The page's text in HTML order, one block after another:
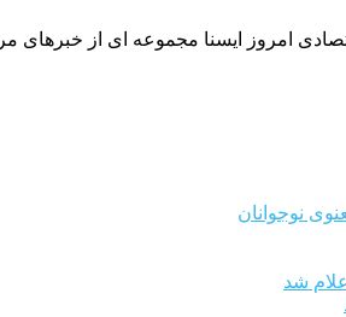
امروز ایسنا مجموعه ای از خبرهای
نوجوانان
شد